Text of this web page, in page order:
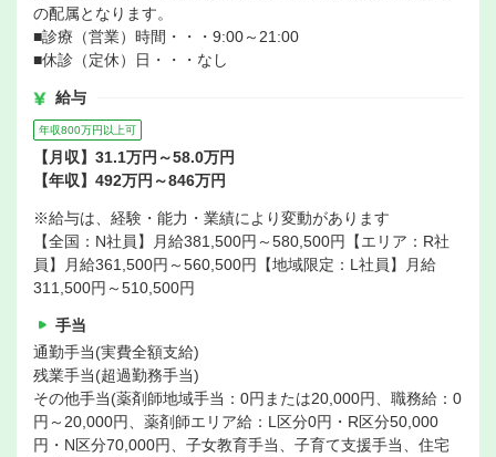
の配属となります。
■診療（営業）時間・・・9:00～21:00
■休診（定休）日・・・なし
給与
年収800万円以上可
【月収】31.1万円～58.0万円
【年収】492万円～846万円
※給与は、経験・能力・業績により変動があります
【全国：N社員】月給381,500円～580,500円【エリア：R社
員】月給361,500円～560,500円【地域限定：L社員】月給
311,500円～510,500円
手当
通勤手当(実費全額支給)
残業手当(超過勤務手当)
その他手当(薬剤師地域手当：0円または20,000円、職務給：0
円～20,000円、薬剤師エリア給：L区分0円・R区分50,000
円・N区分70,000円、子女教育手当、子育て支援手当、住宅